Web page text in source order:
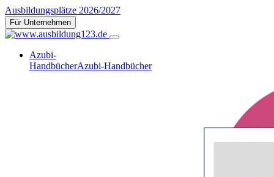
Ausbildungsplätze 2026/2027
Für Unternehmen
Azubi-
HandbücherAzubi-Handbücher